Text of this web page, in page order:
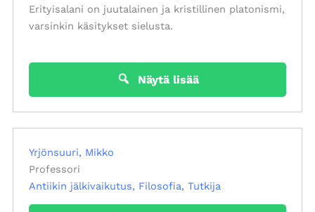
Erityisalani on juutalainen ja kristillinen platonismi,
varsinkin käsitykset sielusta.
Näytä lisää
Yrjönsuuri, Mikko
Professori
Antiikin jälkivaikutus
Filosofia Tutkija